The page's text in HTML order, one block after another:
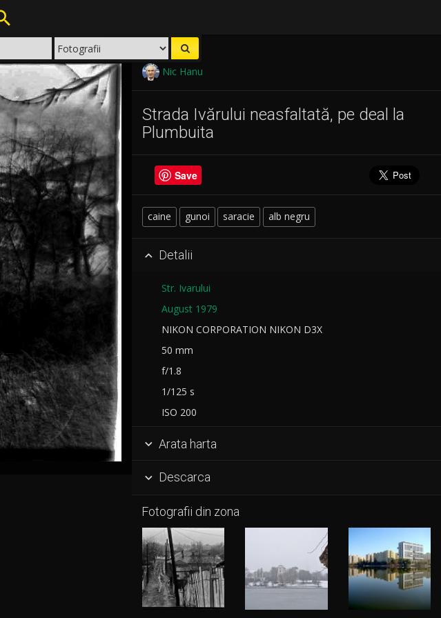
Nic Hanu
Strada Ivărului neasfaltată, pe deal la
Plumbuita
Save
caine gunoi saracie alb negru
 Detalii
Str. Ivarului
August 1979
NIKON CORPORATION NIKON D3X
50 mm
f/1.8
1/125 s
ISO 200
 Arata harta
 Descarca
Fotografii din zona